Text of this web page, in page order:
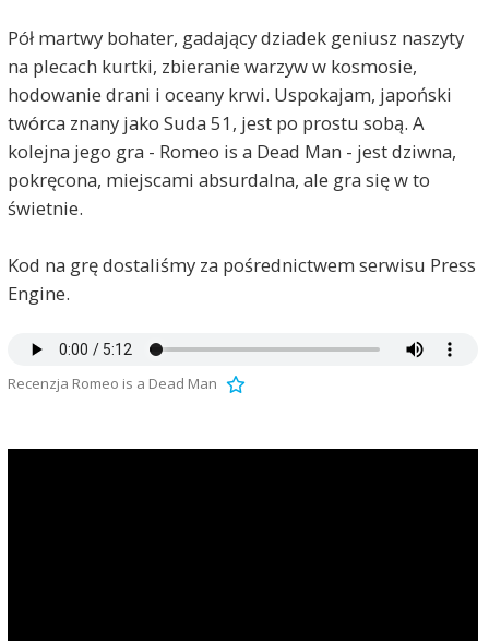
Pół martwy bohater, gadający dziadek geniusz naszyty
na plecach kurtki, zbieranie warzyw w kosmosie,
hodowanie drani i oceany krwi. Uspokajam, japoński
twórca znany jako Suda 51, jest po prostu sobą. A
kolejna jego gra - Romeo is a Dead Man - jest dziwna,
pokręcona, miejscami absurdalna, ale gra się w to
świetnie.
Kod na grę dostaliśmy za pośrednictwem serwisu Press
Engine.
Recenzja Romeo is a Dead Man